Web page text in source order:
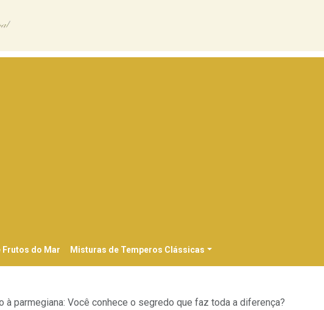
Frutos do Mar Misturas de Temperos Clássicas
à parmegiana: Você conhece o segredo que faz toda a diferença?